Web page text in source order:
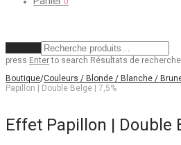
press Enterto search Résultats de
Boutique/Couleurs / Blonde / Blanche /
Papillon | Double Belge | 7,5%
Effet Papillon | Double